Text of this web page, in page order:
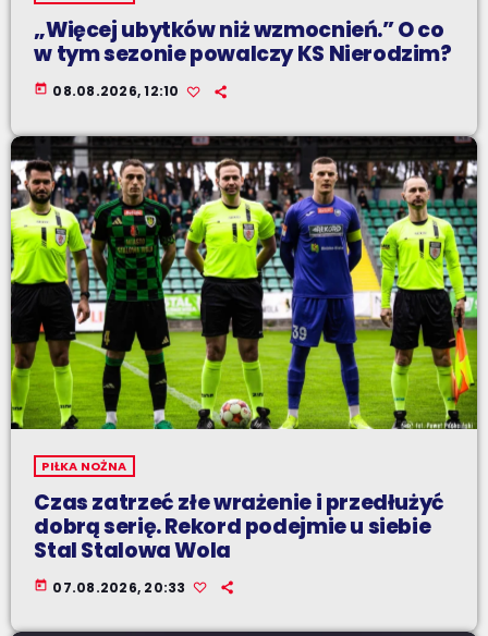
„Więcej ubytków niż wzmocnień.” O co
w tym sezonie powalczy KS Nierodzim?
today 08.08.2026, 12:10
PIŁKA NOŻNA
Czas zatrzeć złe wrażenie i przedłużyć
dobrą serię. Rekord podejmie u siebie
Stal Stalowa Wola
today 07.08.2026, 20:33